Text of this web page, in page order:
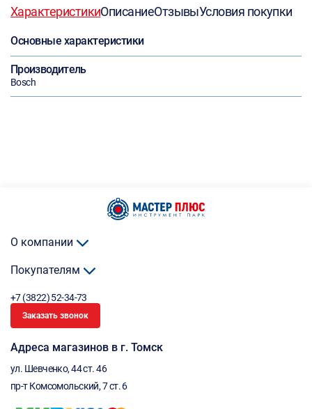
ХарактеристикиОписаниеОтзывыУсловия покупки
Основные характеристики
Производитель
Bosch
О компании
Покупателям
+7 (3822) 52-34-73
Заказать звонок
Адреса магазинов в г. Томск
ул. Шевченко, 44 ст. 46
пр-т Комсомольский, 7 ст. 6